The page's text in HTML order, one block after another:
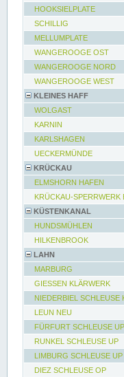
HOOKSIELPLATE
SCHILLIG
MELLUMPLATE
WANGEROOGE OST
WANGEROOGE NORD
WANGEROOGE WEST
KLEINES HAFF
WOLGAST
KARNIN
KARLSHAGEN
UECKERMÜNDE
KRÜCKAU
ELMSHORN HAFEN
KRÜCKAU-SPERRWERK
KÜSTENKANAL
HUNDSMÜHLEN
HILKENBROOK
LAHN
MARBURG
GIESSEN KLÄRWERK
NIEDERBIEL SCHLEUSE
LEUN NEU
FÜRFURT SCHLEUSE UP
RUNKEL SCHLEUSE UP
LIMBURG SCHLEUSE UP
DIEZ SCHLEUSE OP